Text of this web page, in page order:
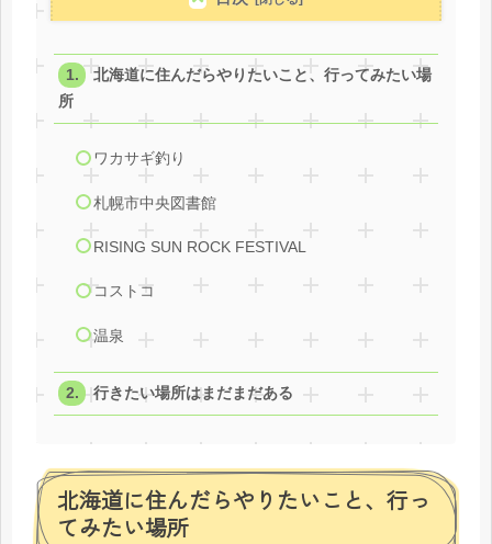
北海道に住んだらやりたいこと、行ってみたい場
所
ワカサギ釣り
札幌市中央図書館
RISING SUN ROCK FESTIVAL
コストコ
温泉
行きたい場所はまだまだある
北海道に住んだらやりたいこと、行っ
てみたい場所